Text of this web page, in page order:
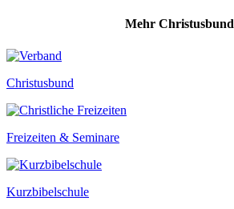
Mehr Christusbund
Christusbund
Freizeiten & Seminare
Kurzbibelschule